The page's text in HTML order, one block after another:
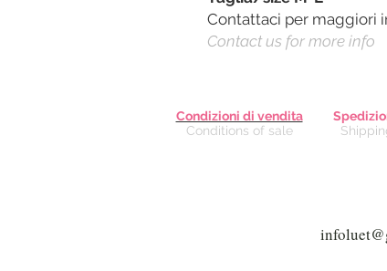
Contattaci per maggiori
Contact us for more info
Condizioni di vendita
Conditions of sale